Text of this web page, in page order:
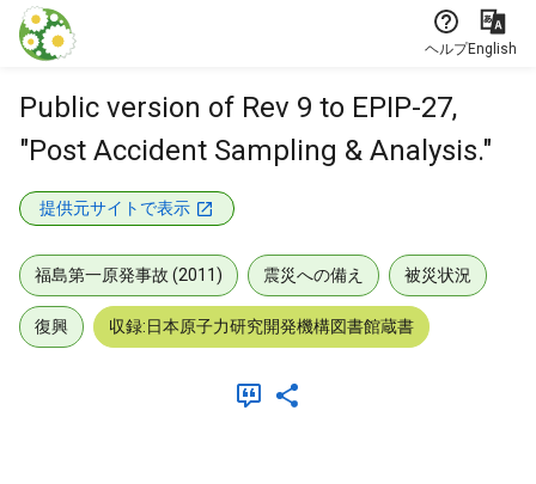
本文に飛ぶ
ヘルプEnglish
Public version of Rev 9 to EPIP-27,
"Post Accident Sampling & Analysis."
提供元サイトで表示
福島第一原発事故 (2011) 震災への備え 被災状況
復興 収録:日本原子力研究開発機構図書館蔵書